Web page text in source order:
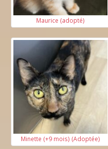
Maurice (adopté)
Minette (+9 mois) (Adoptée)